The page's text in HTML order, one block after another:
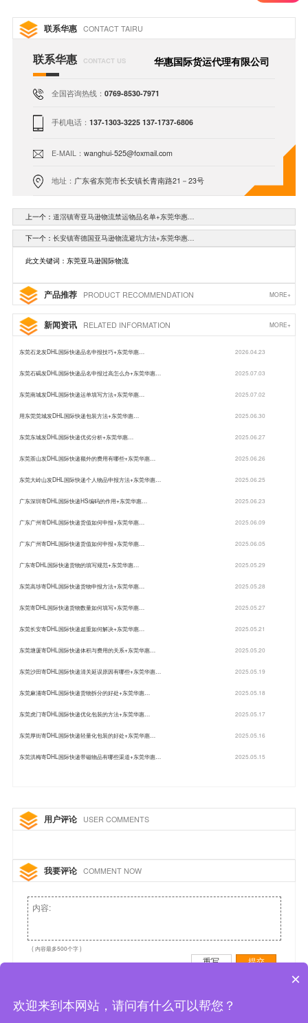
联系华惠 CONTACT TAIRU
联系华惠 CONTACT US 华惠国际货运代理有限公司
全国咨询热线：0769-8530-7971
手机电话：137-1303-3225 137-1737-6806
E-MAIL：wanghui-525@foxmail.com
地址： 广东省东莞市长安镇长青南路21－23号
上一个： 道滘镇寄亚马逊物流禁运物品名单+东莞华惠…
下一个： 长安镇寄德国亚马逊物流避坑方法+东莞华惠…
此文关键词：东莞亚马逊国际物流
产品推荐 PRODUCT RECOMMENDATION MORE+
新闻资讯 RELATED INFORMATION MORE+
东莞石龙发DHL国际快递品名申报技巧+东莞华惠… 2026.04.23
东莞石碣发DHL国际快递品名申报过高怎么办+东莞华惠… 2025.07.03
东莞南城发DHL国际快递运单填写方法+东莞华惠… 2025.07.02
用东莞莞城发DHL国际快递包装方法+东莞华惠… 2025.06.30
东莞东城发DHL国际快递优劣分析+东莞华惠… 2025.06.27
东莞茶山发DHL国际快递额外的费用有哪些+东莞华惠… 2025.06.26
东莞大岭山发DHL国际快递个人物品申报方法+东莞华惠… 2025.06.25
广东深圳寄DHL国际快递HS编码的作用+东莞华惠… 2025.06.23
广东广州寄DHL国际快递货值如何申报+东莞华惠… 2025.06.09
广东广州寄DHL国际快递货值如何申报+东莞华惠… 2025.06.05
广东寄DHL国际快递货物的填写规范+东莞华惠… 2025.05.29
东莞高埗寄DHL国际快递货物申报方法+东莞华惠… 2025.05.28
东莞寄DHL国际快递货物数量如何填写+东莞华惠… 2025.05.27
东莞长安寄DHL国际快递超重如何解决+东莞华惠… 2025.05.21
东莞塘厦寄DHL国际快递体积与费用的关系+东莞华惠… 2025.05.20
东莞沙田寄DHL国际快递清关延误原因有哪些+东莞华惠… 2025.05.19
东莞麻涌寄DHL国际快递货物拆分的好处+东莞华惠… 2025.05.18
东莞虎门寄DHL国际快递优化包装的方法+东莞华惠… 2025.05.17
东莞厚街寄DHL国际快递轻量化包装的好处+东莞华惠… 2025.05.16
东莞洪梅寄DHL国际快递带磁物品有哪些渠道+东莞华惠… 2025.05.15
用户评论 USER COMMENTS
我要评论 COMMENT NOW
( 内容最多500个字 )
重写 提交
×
欢迎来到本网站，请问有什么可以帮您？